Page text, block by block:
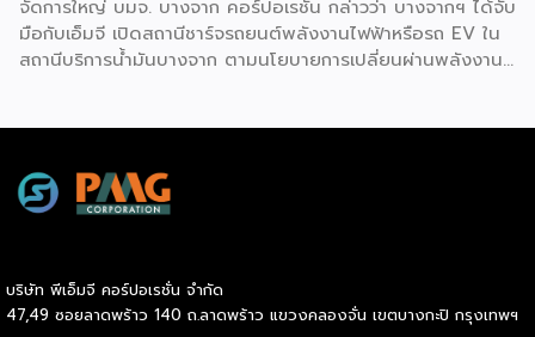
จัดการใหญ่ บมจ. บางจาก คอร์ปอเรชั่น กล่าวว่า บางจากฯ ได้จับ
มือกับเอ็มจี เปิดสถานีชาร์จรถยนต์พลังงานไฟฟ้าหรือรถ EV ใน
สถานีบริการน้ำมันบางจาก ตามนโยบายการเปลี่ยนผ่านพลังงาน
สถานีบริการน้ำมันบางจากมีสถานีชาร์จรถ EV ทั้งในกรุงเทพฯ
และต่างจังหวัด ครอบคลุมทั่วประเทศ .โดยความร่วมมือครั้งนี้
สถานีชาร์จรถยนต์ไฟฟ้า “MG Super Charge” ในสถานีบริการ
น้ำมันบางจาก ครอบคลุมทั้งในเขตกรุงเทพฯ นนทบุรีและ
บริษัท พีเอ็มจี คอร์ปอเรชั่น จำกัด
47,49 ซอยลาดพร้าว 140 ถ.ลาดพร้าว แขวงคลองจั่น เขตบางกะปิ กรุงเทพฯ